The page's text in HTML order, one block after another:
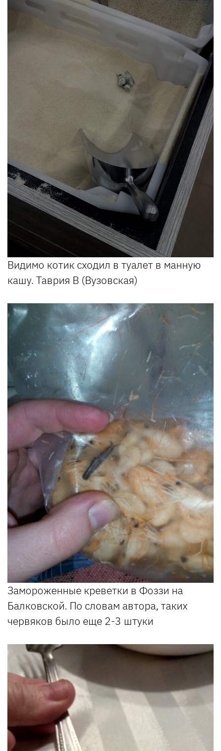
Видимо котик сходил в туалет в манную
кашу. Таврия В (Вузовская)
Замороженные креветки в Фоззи на
Балковской. По словам автора, таких
червяков было еще 2-3 штуки